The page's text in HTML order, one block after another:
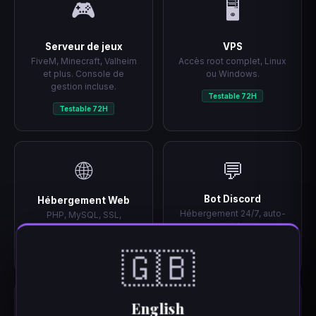
🎮
Serveur de jeux
FiveM, Minecraft, Valheim
et plus. Console de
gestion incluse.
Testable 72H
🖥️
VPS
Accès root complet, Linux
ou Windows.
Testable 72H
🌐
Hébergement Web
PHP, MySQL, SSL,
WordPress en 1 clic.
💬
Bot Discord
Hébergement 24/7, auto-
restart, logs.
🇬🇧
English